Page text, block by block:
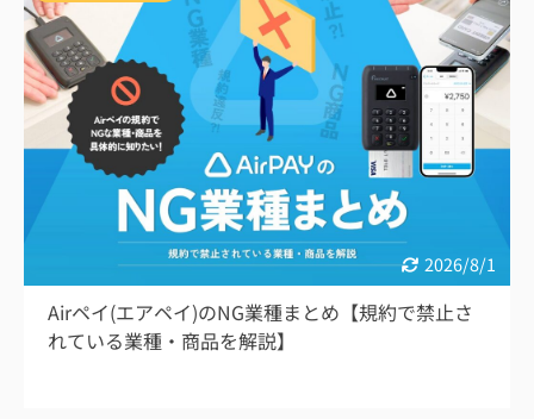
2026/8/1
Airペイ(エアペイ)のNG業種まとめ【規約で禁止さ
れている業種・商品を解説】